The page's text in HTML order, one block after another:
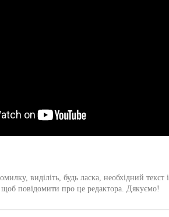
виділіть, будь ласка, необхідний текст і
повідомити про це редактора. Дякуємо!